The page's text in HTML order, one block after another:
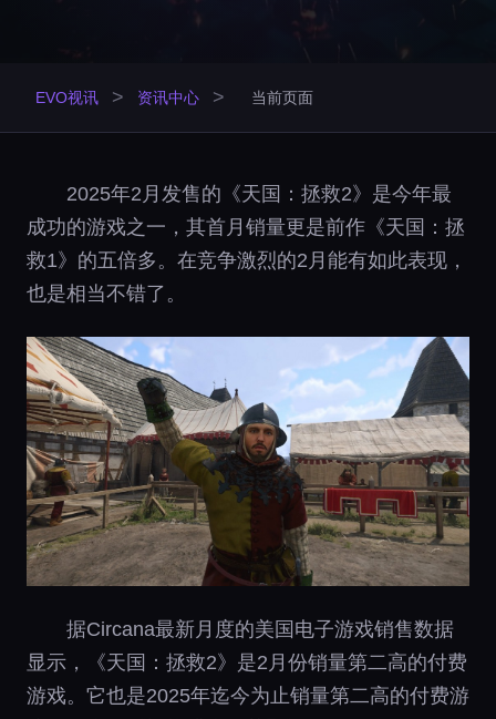
EVO视讯 > 资讯中心 > 当前页面
2025年2月发售的《天国：拯救2》是今年最
成功的游戏之一，其首月销量更是前作《天国：拯
救1》的五倍多。在竞争激烈的2月能有如此表现，
也是相当不错了。
据Circana最新月度的美国电子游戏销售数据
显示，《天国：拯救2》是2月份销量第二高的付费
游戏。它也是2025年迄今为止销量第二高的付费游